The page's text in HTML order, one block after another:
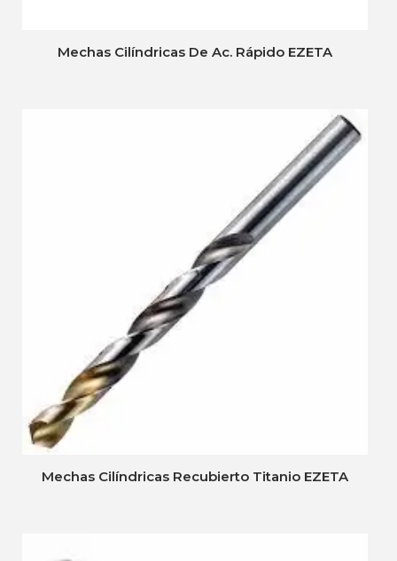
Mechas Cilíndricas De Ac. Rápido EZETA
Mechas Cilíndricas Recubierto Titanio EZETA